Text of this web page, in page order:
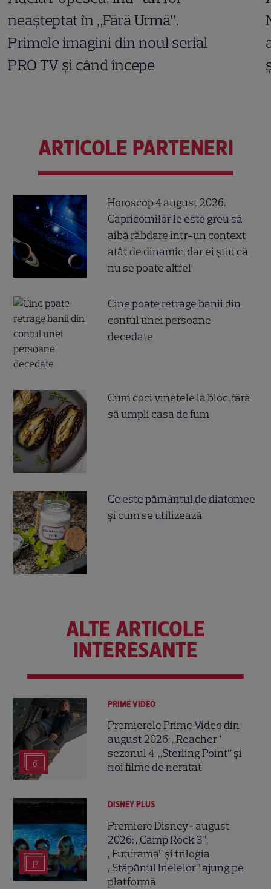
neașteptat în „Fără Urmă”.
Primele imagini din noul serial
PRO TV și când începe
ARTICOLE PARTENERI
Horoscop 4 august 2026.
Capricornilor le este greu să
aibă răbdare într-un context
atât de dinamic, dar ei știu că
nu se poate altfel
Cine poate retrage banii din
contul unei persoane
decedate
Cum coci vinetele la bloc, fără
să umpli casa de fum
Ce este pământul de diatomee
și cum se utilizează
ALTE ARTICOLE
INTERESANTE
6
PRIME VIDEO
Premierele Prime Video din
august 2026: „Reacher”
sezonul 4, „Sterling Point” și
noi filme de neratat
17
DISNEY PLUS
Premiere Disney+ august
2026: „Camp Rock 3”,
„Futurama” și trilogia
„Stăpânul Inelelor” ajung pe
platformă